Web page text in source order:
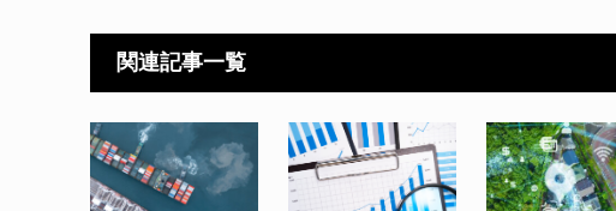
関連記事一覧